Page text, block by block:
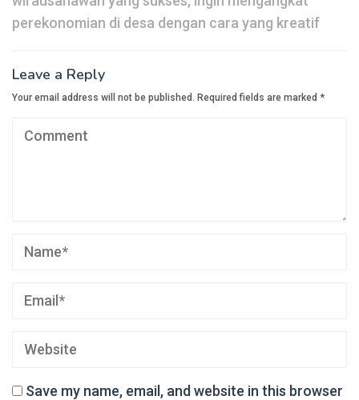
perekonomian di desa dengan cara yang kreatif
Leave a Reply
Your email address will not be published. Required fields are marked *
Save my name, email, and website in this browser